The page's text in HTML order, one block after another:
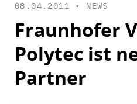
08.04.2011 • NEWS
Fraunhofer
Polytec ist
Partner